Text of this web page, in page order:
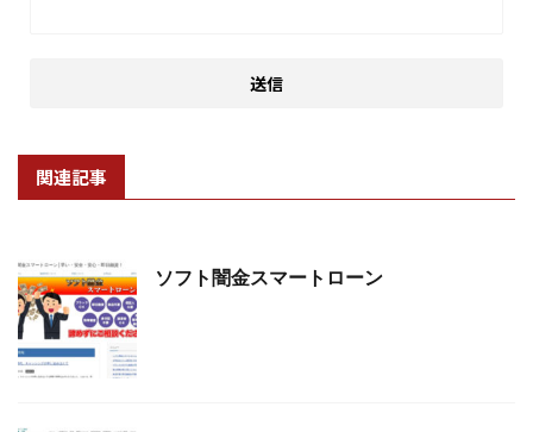
関連記事
ソフト闇金スマートローン